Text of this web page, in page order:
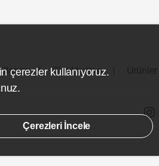
Site Haritası
çerezler kullanıyoruz.
Çerezleri İncele